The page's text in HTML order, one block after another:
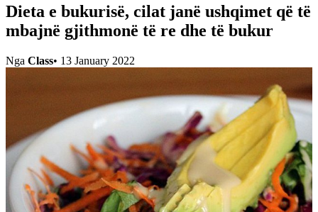
Dieta e bukurisë, cilat janë ushqimet që të
mbajnë gjithmonë të re dhe të bukur
Nga Class• 13 January 2022